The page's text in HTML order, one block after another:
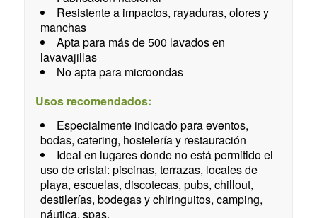
Resistente a impactos, rayaduras, olores y
manchas
Apta para más de 500 lavados en
lavavajillas
No apta para microondas
Usos recomendados:
Especialmente indicado para eventos,
bodas, catering, hostelería y restauración
Ideal en lugares donde no está permitido el
uso de cristal: piscinas, terrazas, locales de
playa, escuelas, discotecas, pubs, chillout,
destilerías, bodegas y chiringuitos, camping,
náutica, spas.